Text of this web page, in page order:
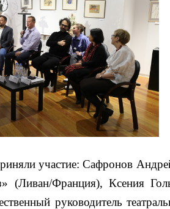
участие: Сафронов
(Ливан/Франция), Ксения
руководитель